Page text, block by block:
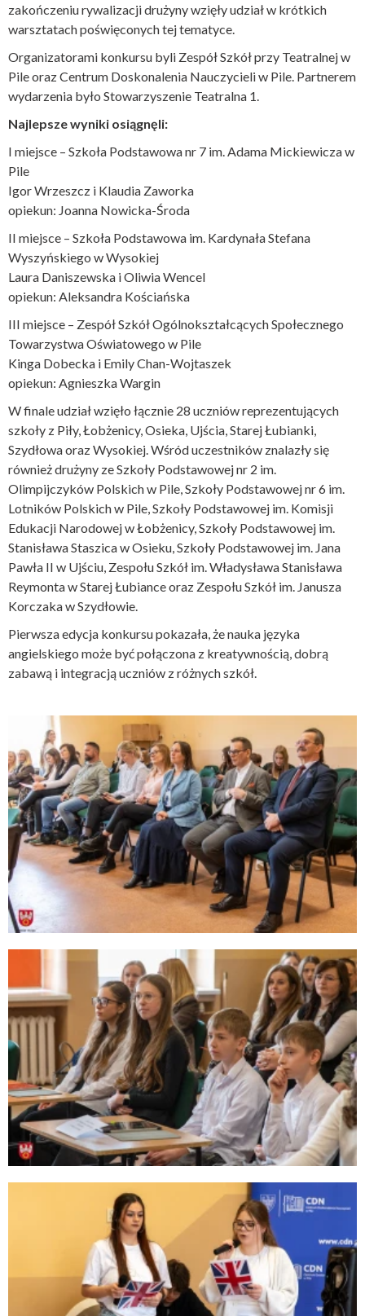
zakończeniu rywalizacji drużyny wzięły udział w krótkich
warsztatach poświęconych tej tematyce.
Organizatorami konkursu byli Zespół Szkół przy Teatralnej w
Pile oraz Centrum Doskonalenia Nauczycieli w Pile. Partnerem
wydarzenia było Stowarzyszenie Teatralna 1.
Najlepsze wyniki osiągnęli:
I miejsce – Szkoła Podstawowa nr 7 im. Adama Mickiewicza w
Pile
Igor Wrzeszcz i Klaudia Zaworka
opiekun: Joanna Nowicka-Środa
II miejsce – Szkoła Podstawowa im. Kardynała Stefana
Wyszyńskiego w Wysokiej
Laura Daniszewska i Oliwia Wencel
opiekun: Aleksandra Kościańska
III miejsce – Zespół Szkół Ogólnokształcących Społecznego
Towarzystwa Oświatowego w Pile
Kinga Dobecka i Emily Chan-Wojtaszek
opiekun: Agnieszka Wargin
W finale udział wzięło łącznie 28 uczniów reprezentujących
szkoły z Piły, Łobżenicy, Osieka, Ujścia, Starej Łubianki,
Szydłowa oraz Wysokiej. Wśród uczestników znalazły się
również drużyny ze Szkoły Podstawowej nr 2 im.
Olimpijczyków Polskich w Pile, Szkoły Podstawowej nr 6 im.
Lotników Polskich w Pile, Szkoły Podstawowej im. Komisji
Edukacji Narodowej w Łobżenicy, Szkoły Podstawowej im.
Stanisława Staszica w Osieku, Szkoły Podstawowej im. Jana
Pawła II w Ujściu, Zespołu Szkół im. Władysława Stanisława
Reymonta w Starej Łubiance oraz Zespołu Szkół im. Janusza
Korczaka w Szydłowie.
Pierwsza edycja konkursu pokazała, że nauka języka
angielskiego może być połączona z kreatywnością, dobrą
zabawą i integracją uczniów z różnych szkół.